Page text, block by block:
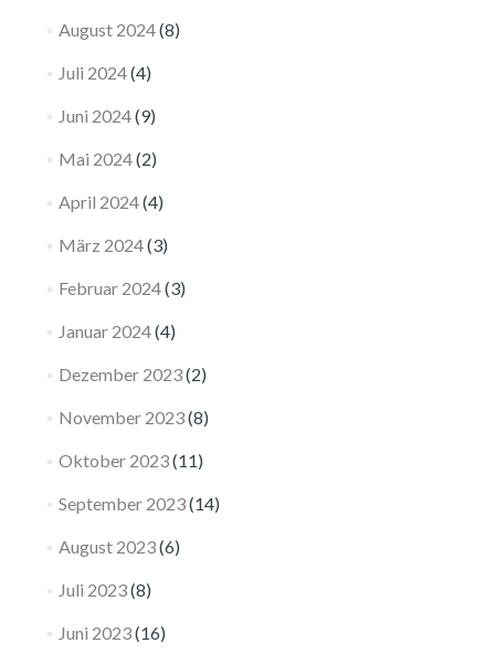
August 2024(8)
Juli 2024(4)
Juni 2024(9)
Mai 2024(2)
April 2024(4)
März 2024(3)
Februar 2024(3)
Januar 2024(4)
Dezember 2023(2)
November 2023(8)
Oktober 2023(11)
September 2023(14)
August 2023(6)
Juli 2023(8)
Juni 2023(16)